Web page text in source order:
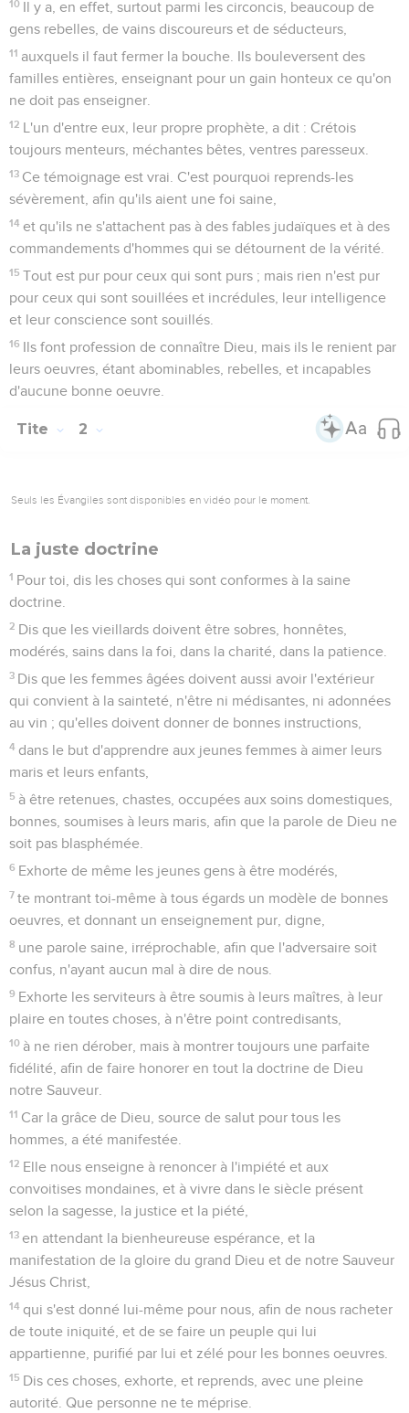
10 Il y a, en effet, surtout parmi les circoncis, beaucoup de
gens rebelles, de vains discoureurs et de séducteurs,
11 auxquels il faut fermer la bouche. Ils bouleversent des
familles entières, enseignant pour un gain honteux ce qu'on
ne doit pas enseigner.
12 L'un d'entre eux, leur propre prophète, a dit : Crétois
toujours menteurs, méchantes bêtes, ventres paresseux.
13 Ce témoignage est vrai. C'est pourquoi reprends-les
sévèrement, afin qu'ils aient une foi saine,
14 et qu'ils ne s'attachent pas à des fables judaïques et à des
commandements d'hommes qui se détournent de la vérité.
15 Tout est pur pour ceux qui sont purs ; mais rien n'est pur
pour ceux qui sont souillées et incrédules, leur intelligence
et leur conscience sont souillés.
16 Ils font profession de connaître Dieu, mais ils le renient par
leurs oeuvres, étant abominables, rebelles, et incapables
d'aucune bonne oeuvre.
Tite 2
Seuls les Évangiles sont disponibles en vidéo pour le moment.
La juste doctrine
1 Pour toi, dis les choses qui sont conformes à la saine
doctrine.
2 Dis que les vieillards doivent être sobres, honnêtes,
modérés, sains dans la foi, dans la charité, dans la patience.
3 Dis que les femmes âgées doivent aussi avoir l'extérieur
qui convient à la sainteté, n'être ni médisantes, ni adonnées
au vin ; qu'elles doivent donner de bonnes instructions,
4 dans le but d'apprendre aux jeunes femmes à aimer leurs
maris et leurs enfants,
5 à être retenues, chastes, occupées aux soins domestiques,
bonnes, soumises à leurs maris, afin que la parole de Dieu ne
soit pas blasphémée.
6 Exhorte de même les jeunes gens à être modérés,
7 te montrant toi-même à tous égards un modèle de bonnes
oeuvres, et donnant un enseignement pur, digne,
8 une parole saine, irréprochable, afin que l'adversaire soit
confus, n'ayant aucun mal à dire de nous.
9 Exhorte les serviteurs à être soumis à leurs maîtres, à leur
plaire en toutes choses, à n'être point contredisants,
10 à ne rien dérober, mais à montrer toujours une parfaite
fidélité, afin de faire honorer en tout la doctrine de Dieu
notre Sauveur.
11 Car la grâce de Dieu, source de salut pour tous les
hommes, a été manifestée.
12 Elle nous enseigne à renoncer à l'impiété et aux
convoitises mondaines, et à vivre dans le siècle présent
selon la sagesse, la justice et la piété,
13 en attendant la bienheureuse espérance, et la
manifestation de la gloire du grand Dieu et de notre Sauveur
Jésus Christ,
14 qui s'est donné lui-même pour nous, afin de nous racheter
de toute iniquité, et de se faire un peuple qui lui
appartienne, purifié par lui et zélé pour les bonnes oeuvres.
15 Dis ces choses, exhorte, et reprends, avec une pleine
autorité. Que personne ne te méprise.